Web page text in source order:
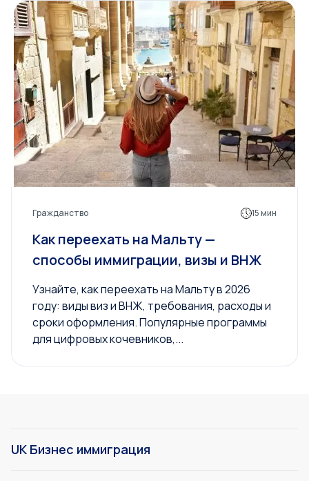
Гражданство 15 мин
Как переехать на Мальту —
способы иммиграции, визы и ВНЖ
Узнайте, как переехать на Мальту в 2026
году: виды виз и ВНЖ, требования, расходы и
сроки оформления. Популярные программы
для цифровых кочевников,...
UK Бизнес иммиграция